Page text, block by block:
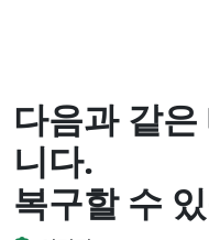
다음과 같
니다.
복구할 수